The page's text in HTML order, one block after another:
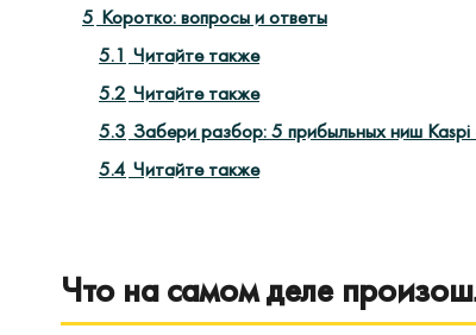
5 Коротко: вопросы и ответы
5.1 Читайте также
5.2 Читайте также
5.3 Забери разбор: 5 прибыльных ниш
5.4 Читайте также
Что на самом деле